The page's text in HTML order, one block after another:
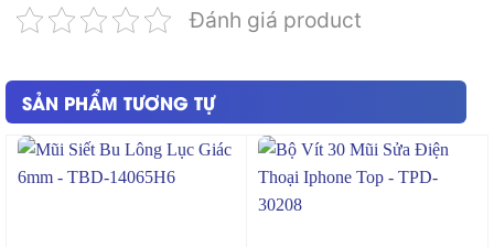
Đánh giá product
SẢN PHẨM TƯƠNG TỰ